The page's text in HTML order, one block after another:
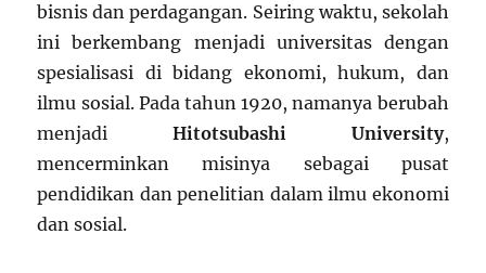
bisnis dan perdagangan. Seiring waktu, sekolah
ini berkembang menjadi universitas dengan
spesialisasi di bidang ekonomi, hukum, dan
ilmu sosial. Pada tahun 1920, namanya berubah
menjadi Hitotsubashi University,
mencerminkan misinya sebagai pusat
pendidikan dan penelitian dalam ilmu ekonomi
dan sosial.